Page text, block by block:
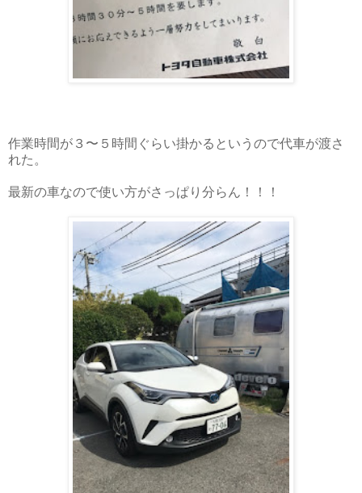
作業時間が３〜５時間ぐらい掛かるというので代車が渡さ
れた。
最新の車なので使い方がさっぱり分らん！！！